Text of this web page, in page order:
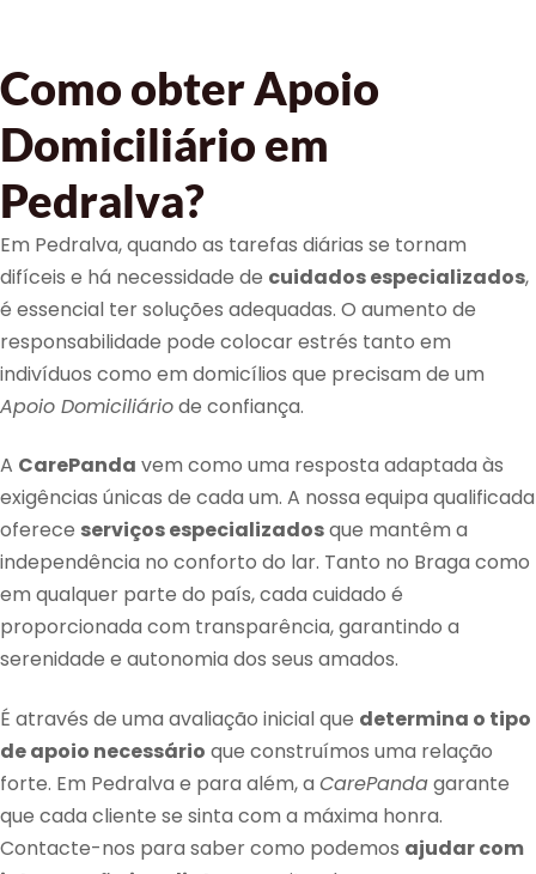
Como obter Apoio
Domiciliário em
Pedralva?
Em Pedralva, quando as tarefas diárias se tornam
difíceis e há necessidade de cuidados especializados,
é essencial ter soluções adequadas. O aumento de
responsabilidade pode colocar estrés tanto em
indivíduos como em domicílios que precisam de um
Apoio Domiciliáriode confiança.
A CarePanda vem como uma resposta adaptada às
exigências únicas de cada um. A nossa equipa qualificada
oferece serviços especializadosque mantêm a
independência no conforto do lar. Tanto no Braga como
em qualquer parte do país, cada cuidado é
proporcionada com transparência, garantindo a
serenidade e autonomia dos seus amados.
É através de uma avaliação inicial que determina o tipo
de apoio necessário que construímos uma relação
forte. Em Pedralva e para além, a CarePandagarante
que cada cliente se sinta com a máxima honra.
Contacte-nos para saber como podemos ajudar com